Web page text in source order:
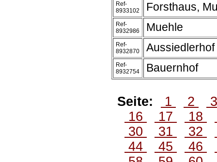
Ref-
8933102
Forsthaus,
Ref-
8932986
Muehle
Ref-
8932870
Aussiedlerhof
Ref-
8932754
Bauernhof
Seite: 1 2
16
17 18
30
31 32
44
45 46